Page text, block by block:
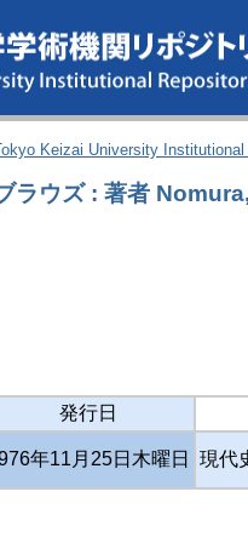
Keizai University Institutional
ラウズ : 著者
発行日
年11月25日木曜日 現代